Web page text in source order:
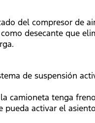
del compresor de
desecante que
de suspensión
camioneta tenga
activar el